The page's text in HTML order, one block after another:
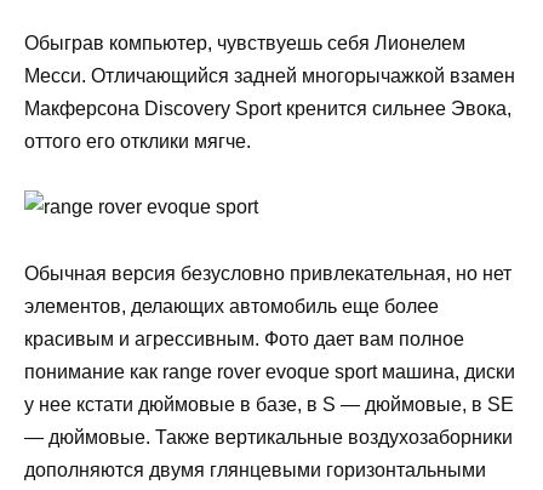
Обыграв компьютер, чувствуешь себя Лионелем
Месси. Отличающийся задней многорычажкой взамен
Макферсона Discovery Sport кренится сильнее Эвока,
оттого его отклики мягче.
Обычная версия безусловно привлекательная, но нет
элементов, делающих автомобиль еще более
красивым и агрессивным. Фото дает вам полное
понимание как range rover evoque sport машина, диски
у нее кстати дюймовые в базе, в S — дюймовые, в SE
— дюймовые. Также вертикальные воздухозаборники
дополняются двумя глянцевыми горизонтальными